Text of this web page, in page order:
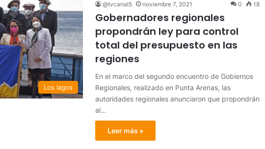
Los lagos
@tvcanal5 noviembre 7, 2021 0 18
Gobernadores regionales
propondrán ley para control
total del presupuesto en las
regiones
En el marco del segundo encuentro de Gobiernos
Regionales, realizado en Punta Arenas, las
autoridades regionales anunciaron que propondrán
al…
Leer más »